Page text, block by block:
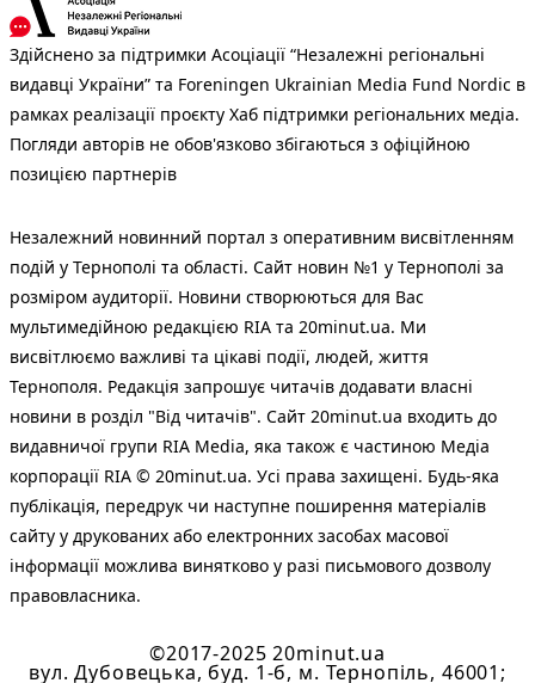
Здійснено за підтримки Асоціації “Незалежні регіональні
видавці України” та Foreningen Ukrainian Media Fund Nordic в
рамках реалізації проєкту Хаб підтримки регіональних медіа.
Погляди авторів не обов'язково збігаються з офіційною
позицією партнерів
Незалежний новинний портал з оперативним висвітленням
подій у Тернополі та області. Сайт новин №1 у Тернополі за
розміром аудиторії. Новини створюються для Вас
мультимедійною редакцією RIA та 20minut.ua. Ми
висвітлюємо важливі та цікаві події, людей, життя
Тернополя. Редакція запрошує читачів додавати власні
новини в розділ "Від читачів". Сайт 20minut.ua входить до
видавничої групи RIA Media, яка також є частиною Медіа
корпорації RIA © 20minut.ua. Усі права захищені. Будь-яка
публiкацiя, передрук чи наступне поширення матеріалів
сайту у друкованих або електронних засобах масової
інформації можлива винятково у разі письмового дозволу
правовласника.
©2017-2025 20minut.ua
вул. Дубовецька, буд. 1-б, м. Тернопіль, 46001;